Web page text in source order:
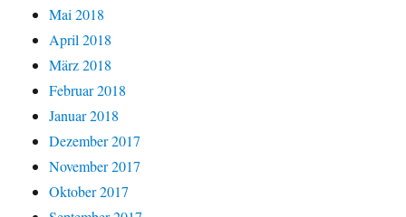
Mai 2018
April 2018
März 2018
Februar 2018
Januar 2018
Dezember 2017
November 2017
Oktober 2017